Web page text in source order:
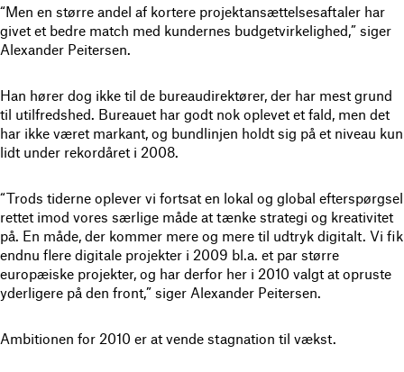
“Men en større andel af kortere projektansættelsesaftaler har
givet et bedre match med kundernes budgetvirkelighed,” siger
Alexander Peitersen.
Han hører dog ikke til de bureaudirektører, der har mest grund
til utilfredshed. Bureauet har godt nok oplevet et fald, men det
har ikke været markant, og bundlinjen holdt sig på et niveau kun
lidt under rekordåret i 2008.
“Trods tiderne oplever vi fortsat en lokal og global efterspørgsel
rettet imod vores særlige måde at tænke strategi og kreativitet
på. En måde, der kommer mere og mere til udtryk digitalt. Vi fik
endnu flere digitale projekter i 2009 bl.a. et par større
europæiske projekter, og har derfor her i 2010 valgt at opruste
yderligere på den front,” siger Alexander Peitersen.
Ambitionen for 2010 er at vende stagnation til vækst.